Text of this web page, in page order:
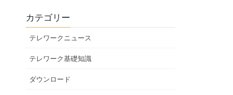
カテゴリー
テレワークニュース
テレワーク基礎知識
ダウンロード